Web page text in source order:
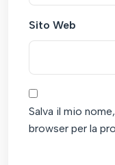
Sito Web
Salva il mio
browser per la